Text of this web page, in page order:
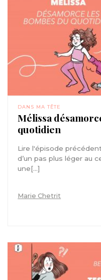
DANS MA TÊTE
Mélissa
quotidien
Lire l'épisode
d’un pas plus léger au
une[...]
Marie Chetrit